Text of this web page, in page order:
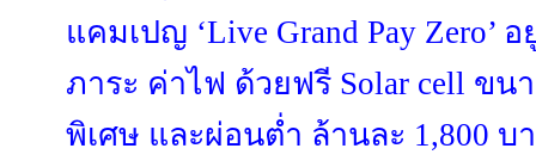
แคมเปญ ‘Live Grand Pay Zero’
ภาระ ค่าไฟ ด้วยฟรี Solar cell ขน
พิเศษ และผ่อนต่ำ ล้านละ 1,800